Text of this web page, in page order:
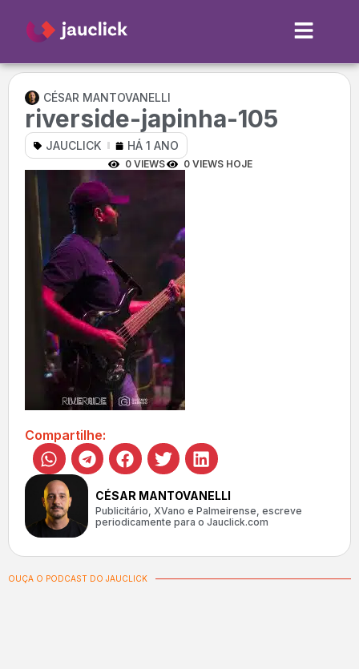
CÉSAR MANTOVANELLI
riverside-japinha-105
JAUCLICK HÁ 1 ANO
0 VIEWS 0 VIEWS HOJE
Compartilhe:
CÉSAR MANTOVANELLI
Publicitário, XVano e Palmeirense, escreve
periodicamente para o Jauclick.com
OUÇA O PODCAST DO JAUCLICK